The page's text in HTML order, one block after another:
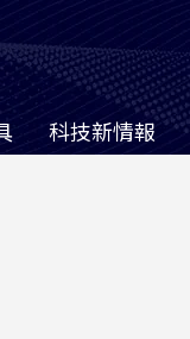
科技新情報